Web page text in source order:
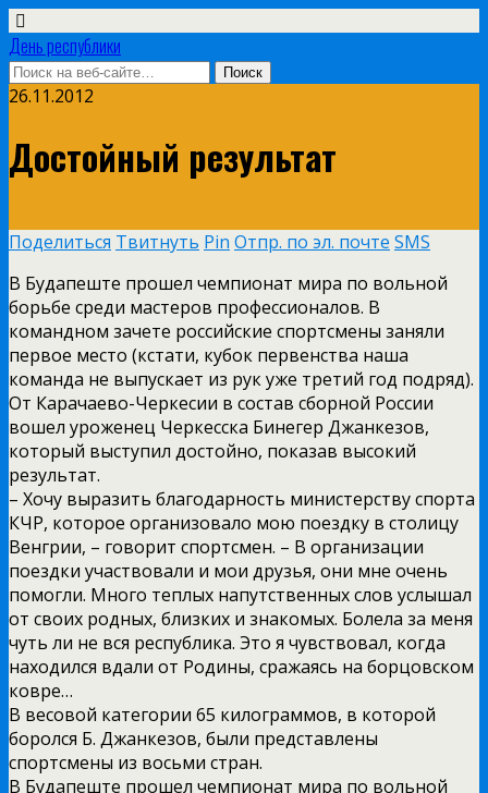
День республики
26.11.2012
Достойный результат
Поделиться Твитнуть Pin Отпр. по эл. почте SMS
В Будапеште прошел чемпионат мира по вольной
борьбе среди мастеров профессионалов. В
командном зачете российские спортсмены заняли
первое место (кстати, кубок первенства наша
команда не выпускает из рук уже третий год подряд).
От Карачаево-Черкесии в состав сборной России
вошел уроженец Черкесска Бинегер Джанкезов,
который выступил достойно, показав высокий
результат.
– Хочу выразить благодарность министерству спорта
КЧР, которое организовало мою поездку в столицу
Венгрии, – говорит спортсмен. – В организации
поездки участвовали и мои друзья, они мне очень
помогли. Много теплых напутственных слов услышал
от своих родных, близких и знакомых. Болела за меня
чуть ли не вся республика. Это я чувствовал, когда
находился вдали от Родины, сражаясь на борцовском
ковре…
В весовой категории 65 килограммов, в которой
боролся Б. Джанкезов, были представлены
спортсмены из восьми стран.
В Будапеште прошел чемпионат мира по вольной